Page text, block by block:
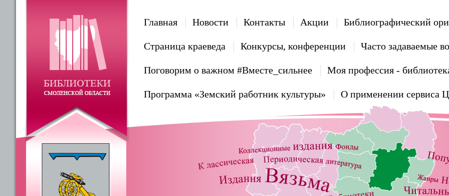
Главная Новости Контакты Акции Библиографический
Страница краеведа Конкурсы, конференции Часто задаваемые
Поговорим о важном #Вместе_сильнее Моя профессия -
Программа «Земский работник культуры» О применении сервиса